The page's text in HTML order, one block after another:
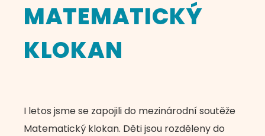
MATEMATICKÝ
KLOKAN
I letos jsme se zapojili do mezinárodní soutěže
Matematický klokan. Děti jsou rozděleny do